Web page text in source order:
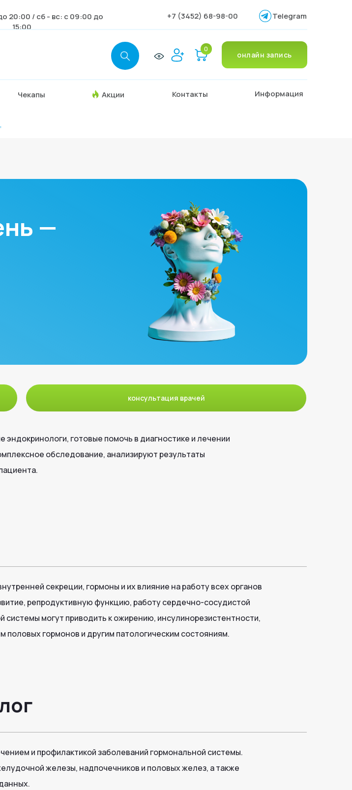
20:00 / сб - вс: с 09:00 до
15:00
Акции
+7 (3452) 68-98-00
онлайн запись
Чекапы Контакты Информация
0
Telegram
,
онлайн запись
Услуги
0
—
консультация врачей
готовые помочь в диагностике и лечении
обследование, анализируют результаты
секреции, гормоны и их влияние на работу всех органов
репродуктивную функцию, работу сердечно-сосудистой
могут приводить к ожирению, инсулинорезистентности,
гормонов и другим патологическим состояниям.
и профилактикой заболеваний гормональной системы.
железы, надпочечников и половых желез, а также